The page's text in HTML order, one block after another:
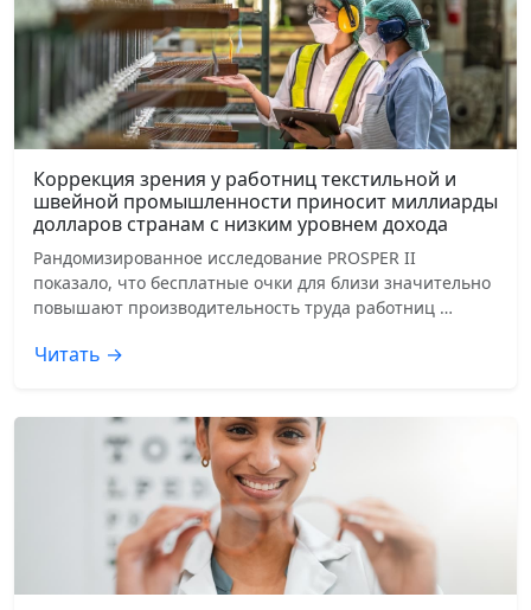
Коррекция зрения у работниц текстильной и
швейной промышленности приносит миллиарды
долларов странам с низким уровнем дохода
Рандомизированное исследование PROSPER II
показало, что бесплатные очки для близи значительно
повышают производительность труда работниц …
Читать →